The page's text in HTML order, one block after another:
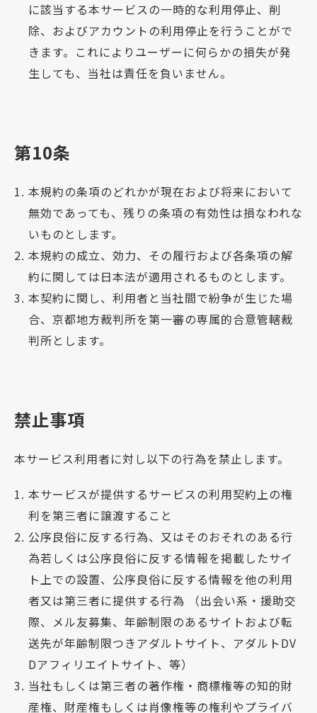
に該当する本サービスの一時的な利用停止、削
除、およびアカウントの利用停止を行うことがで
きます。これによりユーザーに何らかの損失が発
生しても、当社は責任を負いません。
第10条
本規約の条項のどれかが現在および将来において
無効であっても、残りの条項の有効性は損なわれな
いものとします。
本規約の成立、効力、その履行および各条項の解
約に関しては日本法が適用されるものとします。
本契約に関し、利用者と当社間で紛争が生じた場
合、京都地方裁判所を第一審の専属的合意管轄裁
判所とします。
禁止事項
本サービス利用者に対し以下の行為を禁止します。
本サービスが提供するサービスの利用契約上の権
利を第三者に譲渡すること
公序良俗に反する行為、又はそのおそれのある行
為若しくは公序良俗に反する情報を掲載したサイ
ト上での設置、公序良俗に反する情報を他の利用
者又は第三者に提供する行為 （出会い系・援助交
際、メル友募集、年齢制限のあるサイトおよび転
送先が年齢制限つきアダルトサイト、アダルトDV
Dアフィリエイトサイト、等）
当社もしくは第三者の著作権・商標権等の知的財
産権、財産権もしくは肖像権等の権利やプライバ